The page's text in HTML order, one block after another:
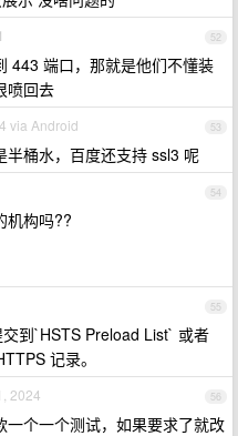
52
443 端口，那就是他们不懂装
喷回去
53
via Android
半桶水，百度还支持 ssl3 呢
54
机构吗??
55
到`HSTS Preload List` 或者
记录。
56
2024
个一个测试，如果要求了就改